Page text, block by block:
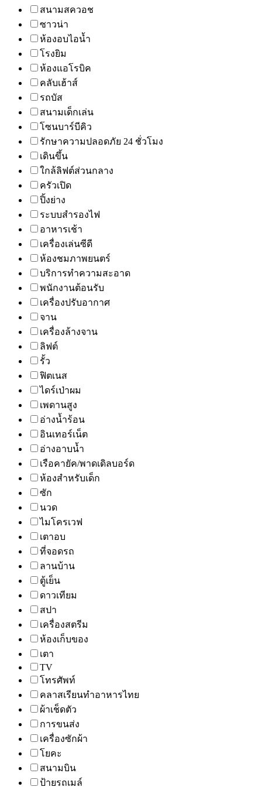
สนามสควอช
ซาวน่า
ห้องอบไอน้ำ
โรงยิม
ห้องแอโรบิค
คลับเฮ้าส์
รถบัส
สนามเด็กเล่น
โซนบาร์บีคิว
รักษาความปลอดภัย 24 ชั่วโมง
เดินขึ้น
ใกล้ลิฟต์ส่วนกลาง
ครัวเปิด
ปิ้งย่าง
ระบบสำรองไฟ
อาหารเช้า
เครื่องเล่นซีดี
ห้องชมภาพยนตร์
บริการทำความสะอาด
พนักงานต้อนรับ
เครื่องปรับอากาศ
จาน
เครื่องล้างจาน
ลิฟต์
รั้ว
ฟิตเนส
ไดร์เป่าผม
เพดานสูง
อ่างน้ำร้อน
อินเทอร์เน็ต
อ่างอาบน้ำ
เรือคายัค/พาดเดิลบอร์ด
ห้องสำหรับเด็ก
ซัก
นวด
ไมโครเวฟ
เตาอบ
ที่จอดรถ
ลานบ้าน
ตู้เย็น
ดาวเทียม
สปา
เครื่องสตรีม
ห้องเก็บของ
เตา
TV
โทรศัพท์
คลาสเรียนทำอาหารไทย
ผ้าเช็ดตัว
การขนส่ง
เครื่องซักผ้า
โยคะ
สนามบิน
ป้ายรถเมล์